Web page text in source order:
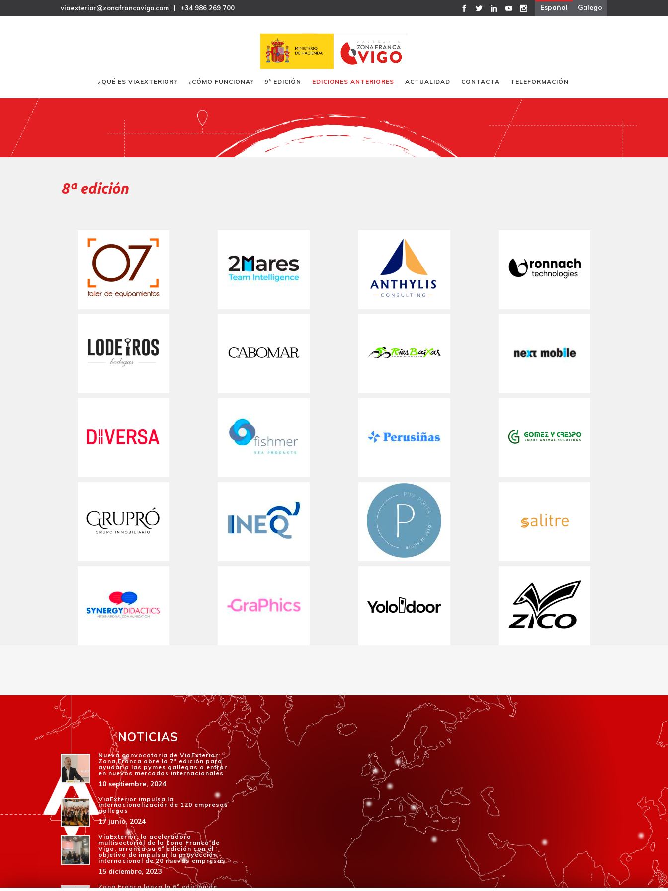
viaexterior@zonafrancavigo.com | +34 986 269 700 Español Galego
¿QUÉ ES VIAEXTERIOR? ¿CÓMO FUNCIONA? 9ª EDICIÓN EDICIONES ANTERIORES ACTUALIDAD CONTACTA TELEFORMACIÓN
8ª edición
NOTICIAS
Nueva convocatoria de ViaExterior:
Zona Franca abre la 7ª edición para
ayudar a las pymes gallegas a entrar
en nuevos mercados internacionales
10 septiembre, 2024
ViaExterior impulsa la
internacionalización de 120 empresas
gallegas
17 junio, 2024
ViaExterior, la aceleradora
multisectorial de la Zona Franca de
Vigo, arranca su 6ª edición con el
objetivo de impulsar la proyección
internacional de 20 nuevas empresas
15 diciembre, 2023
Zona Franca lanza la 6ª edición de